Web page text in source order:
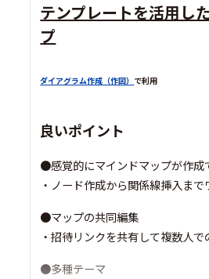
テンプレートを活用し
プ
ダイアグラム作成（作図） で利用
良いポイント
●感覚的にマインドマップが作成
・ノード作成から関係線挿入ま
●マップの共同編集
・招待リンクを共有して複数人
●多種テーマ